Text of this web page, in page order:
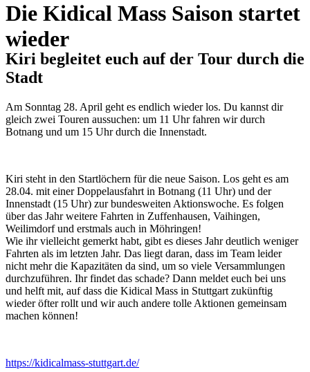
Die Kidical Mass Saison startet
wieder
Kiri begleitet euch auf der Tour durch die
Stadt
Am Sonntag 28. April geht es endlich wieder los. Du kannst dir
gleich zwei Touren aussuchen: um 11 Uhr fahren wir durch
Botnang und um 15 Uhr durch die Innenstadt.
Kiri steht in den Startlöchern für die neue Saison. Los geht es am
28.04. mit einer Doppelausfahrt in Botnang (11 Uhr) und der
Innenstadt (15 Uhr) zur bundesweiten Aktionswoche. Es folgen
über das Jahr weitere Fahrten in Zuffenhausen, Vaihingen,
Weilimdorf und erstmals auch in Möhringen!
Wie ihr vielleicht gemerkt habt, gibt es dieses Jahr deutlich weniger
Fahrten als im letzten Jahr. Das liegt daran, dass im Team leider
nicht mehr die Kapazitäten da sind, um so viele Versammlungen
durchzuführen. Ihr findet das schade? Dann meldet euch bei uns
und helft mit, auf dass die Kidical Mass in Stuttgart zukünftig
wieder öfter rollt und wir auch andere tolle Aktionen gemeinsam
machen können!
https://kidicalmass-stuttgart.de/